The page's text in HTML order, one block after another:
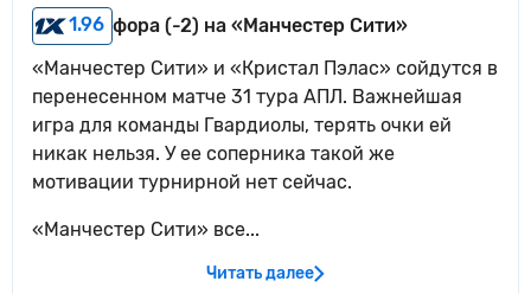
1.96 фора (-2) на «Манчестер Сити»
«Манчестер Сити» и «Кристал Пэлас» сойдутся в
перенесенном матче 31 тура АПЛ. Важнейшая
игра для команды Гвардиолы, терять очки ей
никак нельзя. У ее соперника такой же
мотивации турнирной нет сейчас.
«Манчестер Сити» все...
Читать далее